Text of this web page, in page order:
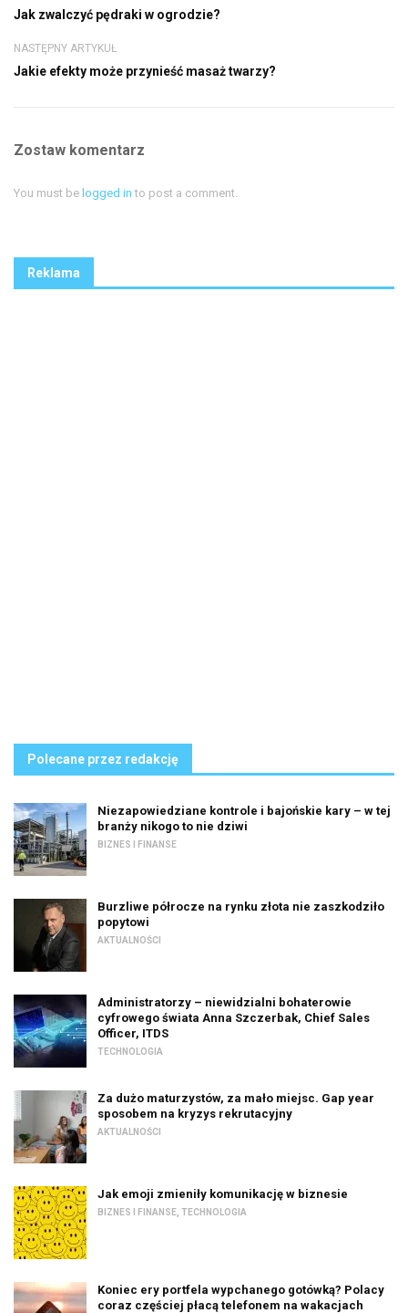
Jak zwalczyć pędraki w ogrodzie?
NASTĘPNY ARTYKUŁ
Jakie efekty może przynieść masaż twarzy?
Zostaw komentarz
You must be logged in to post a comment.
Reklama
Polecane przez redakcję
Niezapowiedziane kontrole i bajońskie kary – w tej
branży nikogo to nie dziwi
BIZNES I FINANSE
Burzliwe półrocze na rynku złota nie zaszkodziło
popytowi
AKTUALNOŚCI
Administratorzy – niewidzialni bohaterowie
cyfrowego świata Anna Szczerbak, Chief Sales
Officer, ITDS
TECHNOLOGIA
Za dużo maturzystów, za mało miejsc. Gap year
sposobem na kryzys rekrutacyjny
AKTUALNOŚCI
Jak emoji zmieniły komunikację w biznesie
BIZNES I FINANSE TECHNOLOGIA
Koniec ery portfela wypchanego gotówką? Polacy
coraz częściej płacą telefonem na wakacjach